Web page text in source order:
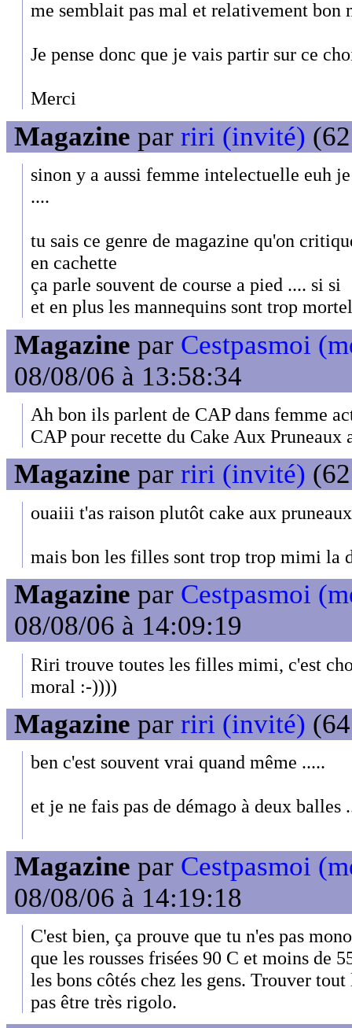
me semblait pas mal et relativement bon
Je pense donc que je vais partir sur ce
Merci
Magazine par riri (invité)
sinon y a aussi femme intelectuelle euh
....
tu sais ce genre de magazine qu'on
en cachette
ça parle souvent de course a pied .... si si
et en plus les mannequins sont trop
Magazine par Cestpasmoi
08/08/06 à 13:58:34
Ah bon ils parlent de CAP dans femme
CAP pour recette du Cake Aux Pruneaux
Magazine par riri (invité)
ouaiii t'as raison plutôt cake aux
mais bon les filles sont trop trop mimi la
Magazine par Cestpasmoi
08/08/06 à 14:09:19
Riri trouve toutes les filles mimi, c'est
moral :-))))
Magazine par riri (invité)
ben c'est souvent vrai quand même .....
et je ne fais pas de démago à deux balles
Magazine par Cestpasmoi
08/08/06 à 14:19:18
C'est bien, ça prouve que tu n'es pas
que les rousses frisées 90 C et moins de
les bons côtés chez les gens. Trouver
pas être très rigolo.